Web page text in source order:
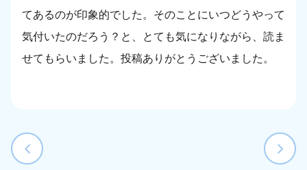
てあるのが印象的でした。そのことにいつどうやって
気付いたのだろう？と、とても気になりながら、読ま
せてもらいました。投稿ありがとうございました。